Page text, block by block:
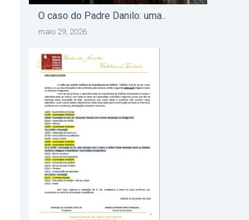
O caso do Padre Danilo: uma..
maio 29, 2026